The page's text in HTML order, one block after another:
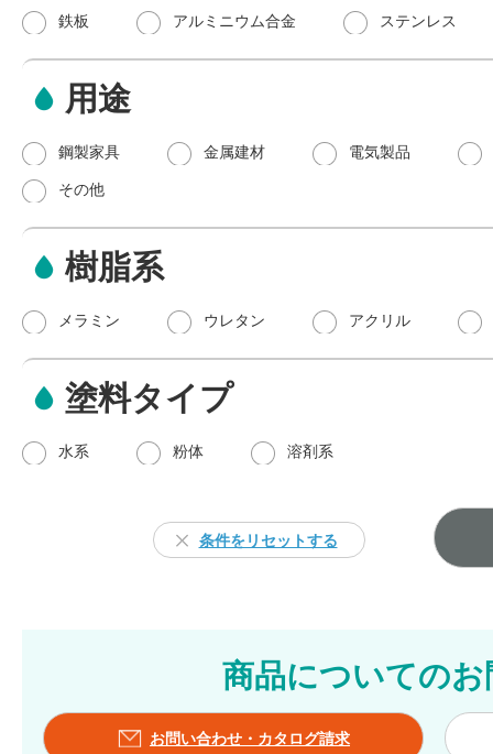
鉄板 アルミニウム合金 ステンレス
用途
鋼製家具 金属建材 電気製品
その他
樹脂系
メラミン ウレタン アクリル
塗料タイプ
水系 粉体 溶剤系
条件をリセットする
商品についての
お問い合わせ・カタログ請求